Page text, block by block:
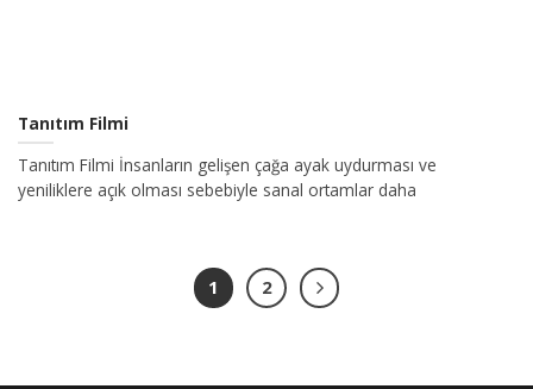
Tanıtım Filmi
Tanıtım Filmi İnsanların gelişen çağa ayak uydurması ve
yeniliklere açık olması sebebiyle sanal ortamlar daha
1 2